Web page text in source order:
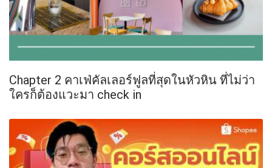
Chapter 2 คาเฟ่คัลเลอร์ฟูลที่สุดในหัวหิน ที่ไม่ว่า
ใครก็ต้องแวะมา check in